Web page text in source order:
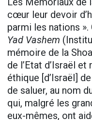
cœur leur devoir
parmi les nations
Yad Vashem
mémoire de la
de l’Etat d’Israël
éthique [d’Israël]
de saluer, au nom
qui, malgré les
eux-mêmes, ont